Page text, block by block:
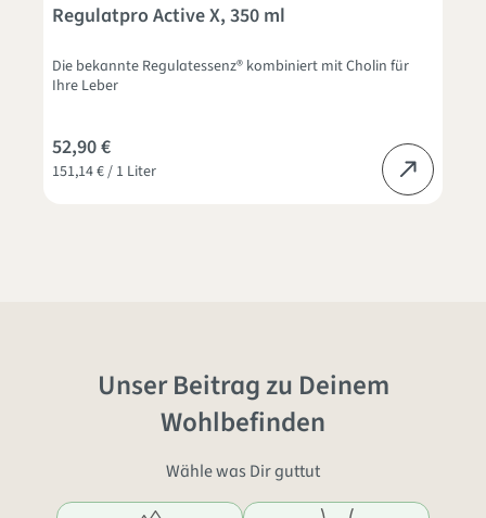
Regulatpro Active X, 350 ml
Die bekannte Regulatessenz® kombiniert mit Cholin für
Ihre Leber
151,14 € / 1 Liter
52,90 €
Unser Beitrag zu Deinem
Wohlbefinden
Wähle was Dir guttut